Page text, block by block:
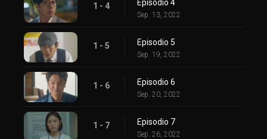
1 - 4 Episodio 4
Sep. 13, 2022
1 - 5 Episodio 5
Sep. 19, 2022
1 - 6 Episodio 6
Sep. 20, 2022
1 - 7 Episodio 7
Sep. 26, 2022